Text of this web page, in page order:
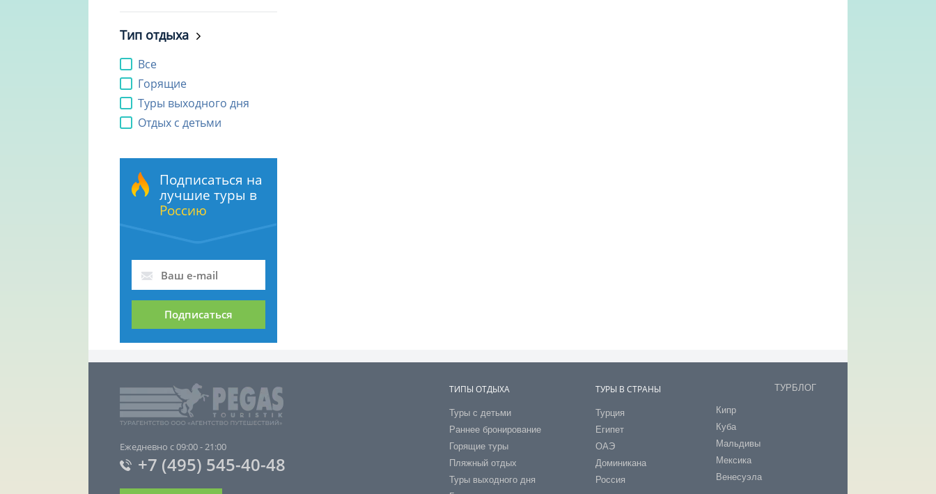
Тип отдыха
Все
Горящие
Туры выходного дня
Отдых с детьми
Подписаться на
лучшие туры в
Россию
Подписаться
Ежедневно с 09:00 - 21:00
+7 (495) 545-40-48
ТИПЫ ОТДЫХА
Туры с детьми
Раннее бронирование
Горящие туры
Пляжный отдых
Туры выходного дня
ТУРЫ В СТРАНЫ
Турция
Египет
ОАЭ
Доминикана
Россия
ТУРБЛОГ
Кипр
Куба
Мальдивы
Мексика
Венесуэла